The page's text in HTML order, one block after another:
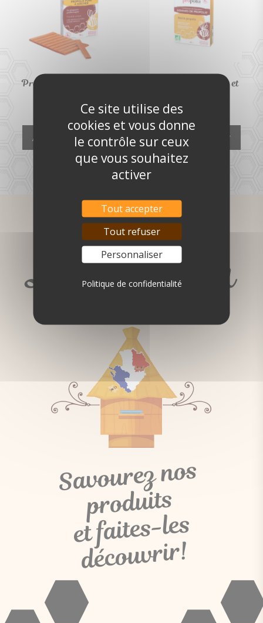
Propolis pure à mâcher
Ajouter au panier
Gommes de propolis et
6,00
Ajouter au panier
Savourez
nos
produits
et faites-les
découvrir!
Ce site utilise des
cookies et vous donne
le contrôle sur ceux
que vous souhaitez
activer
Tout accepter
Tout refuser
Personnaliser
Politique de confidentialité